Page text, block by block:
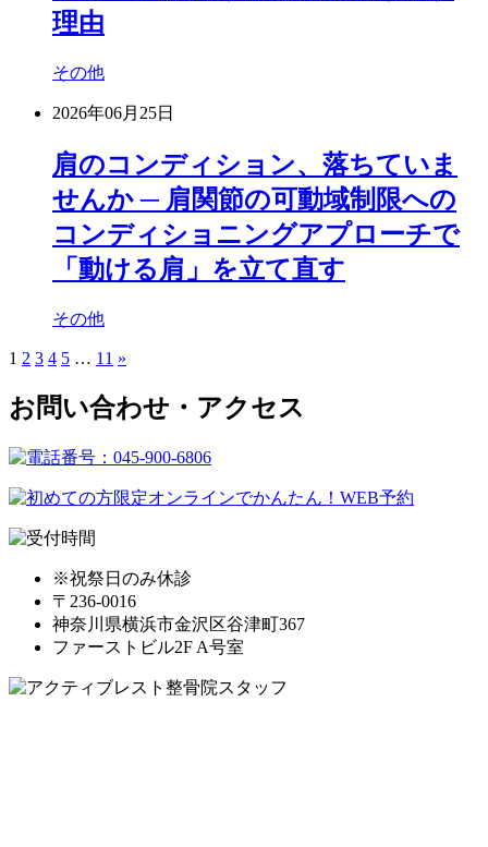
理由
その他
2026年06月25日
肩のコンディション、落ちていま
せんか ─ 肩関節の可動域制限への
コンディショニングアプローチで
「動ける肩」を立て直す
その他
1 2 3 4 5 … 11 »
お問い合わせ・アクセス
※祝祭日のみ休診
〒236-0016
神奈川県横浜市金沢区谷津町367
ファーストビル2F A号室